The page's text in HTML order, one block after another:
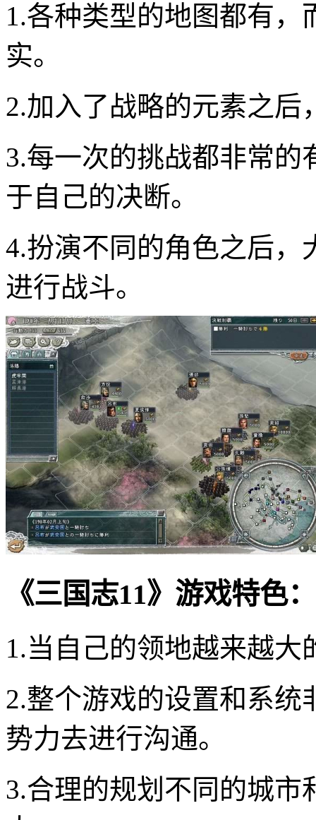
1.各种类型的地图都有
实。
2.加入了战略的元素之后
3.每一次的挑战都非常
于自己的决断。
4.扮演不同的角色之后，
进行战斗。
《三国志11》游戏特色：
1.当自己的领地越来越
2.整个游戏的设置和系
势力去进行沟通。
3.合理的规划不同的城市